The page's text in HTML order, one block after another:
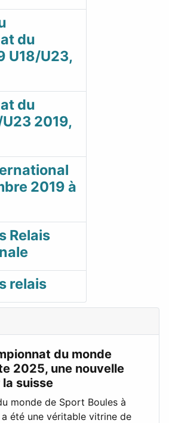
du
U18/U23,
du
2019,
2019 à
Relais
relais
du monde
2025, une nouvelle
suisse
monde de Sport Boules à
été une véritable vitrine de